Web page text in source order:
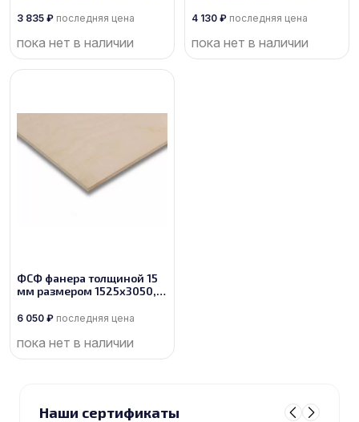
3 835 ₽ последняя цена
пока нет в наличии
4 130 ₽ последняя цена
пока нет в наличии
ФСФ фанера толщиной 15
мм размером 1525х3050,
6 050 ₽ последняя цена
пока нет в наличии
Наши сертификаты